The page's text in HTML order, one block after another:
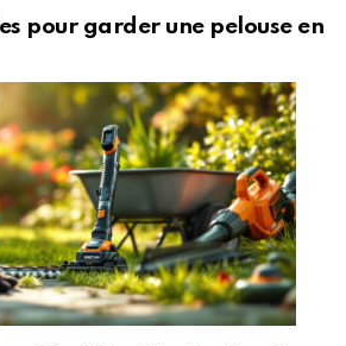
pour garder une pelouse en